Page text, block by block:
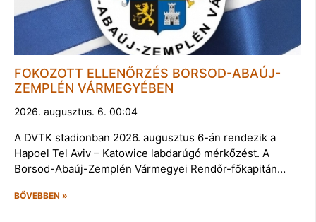
FOKOZOTT ELLENŐRZÉS BORSOD-ABAÚJ-
ZEMPLÉN VÁRMEGYÉBEN
2026. augusztus. 6. 00:04
A DVTK stadionban 2026. augusztus 6-án rendezik a
Hapoel Tel Aviv – Katowice labdarúgó mérkőzést. A
Borsod-Abaúj-Zemplén Vármegyei Rendőr-főkapitán…
BŐVEBBEN »